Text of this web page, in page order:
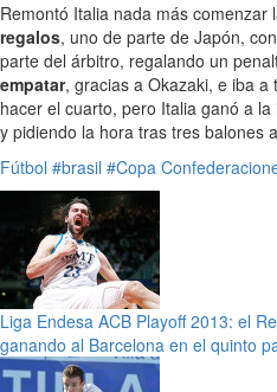
Remontó Italia nada más comenzar
regalos, uno de parte de Japón,
parte del árbitro, regalando un
empatar, gracias a Okazaki, e iba a
hacer el cuarto, pero Italia ganó a la
y pidiendo la hora tras tres balones
Fútbol #brasil #Copa
Liga Endesa ACB Playoff 2013: el
ganando al Barcelona en el quinto